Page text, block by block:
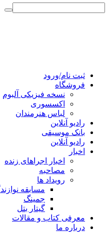
ثبت نام/ورود
فروشگاه
نسخه فیزیکی آلبوم
اکسسوری
لباس هنرمندان
رادیو آنلاین
بانک موسیقی
رادیو آنلاین
اخبار
اخبار اجراهای زنده
مصاحبه
رویداد ها
مسابقه
جمینگ
گیتار بتل
معرفی کتاب و مقالات
درباره ما